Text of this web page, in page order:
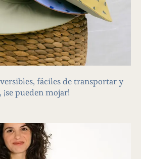
fáciles de transportar y
¡se pueden mojar!​